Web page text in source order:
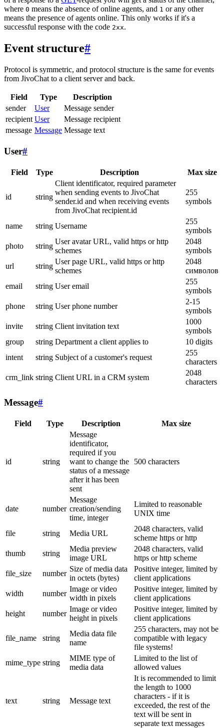
where 0 means the absence of online agents, and 1 or any other
means the presence of agents online. This only works if it's a
successful response with the code 2xx.
Event structure#
Protocol is symmetric, and protocol structure is the same for events
from JivoChat to a client server and back.
Field Type
Description
sender
User
Message sender
recipient User
Message recipient
message Message Message text
User#
Field Type Description Max size
id string
Client identificator, required parameter
when sending events to JivoChat
sender.id and when receiving events
from JivoChat recipient.id
255
symbols
name string Username
255
symbols
photo
string
User avatar URL, valid https or http
schemes
2048
symbols
url
string
User page URL, valid https or http
schemes
2048
символов
email
string User email
255
symbols
phone
string User phone number
2-15
symbols
invite
string Client invitation text
1000
symbols
group
string Department a client applies to
10 digits
intent
string Subject of a customer's request
255
characters
crm_link string Client URL in a CRM system
2048
characters
Message#
Field Type Description Max size
id string
Message
identificator,
required if you
want to change the
status of a message
after it has been
sent
500 characters
date number
Message
creation/sending
time, integer
Limited to reasonable
UNIX time
file string Media URL
2048 characters, valid
scheme https or http
thumb
string
Media preview
image URL
2048 characters, valid
https or http scheme
file_size
number
Size of media data
in octets (bytes)
Positive integer, limited by
client applications
width
number
Image or video
width in pixels
Positive integer, limited by
client applications
height
number
Image or video
height in pixels
Positive integer, limited by
client applications
file_name string
Media data file
name
255 characters, may not be
compatible with legacy
file systems!
mime_type string
MIME type of
media data
Limited to the list of
allowed values
text string Message text
It is recommended to limit
the length to 1000
characters - if it is
exceeded, the rest of the
text will be sent in
separate text messages